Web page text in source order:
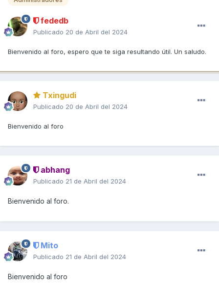
fededb
Publicado 20 de Abril del 2024
Bienvenido al foro, espero que te siga resultando útil. Un saludo.
Txingudi
Publicado 20 de Abril del 2024
Bienvenido al foro
abhang
Publicado 21 de Abril del 2024
Bienvenido al foro.
Mito
Publicado 21 de Abril del 2024
Bienvenido al foro